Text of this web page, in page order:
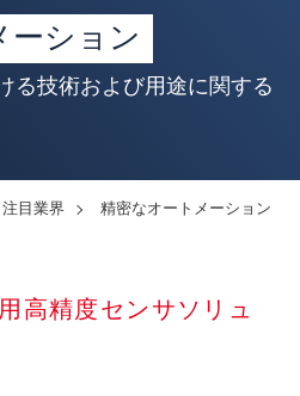
ーション
る技術および用途に関する
注目業界 精密なオートメーション
高精度センサソリュ